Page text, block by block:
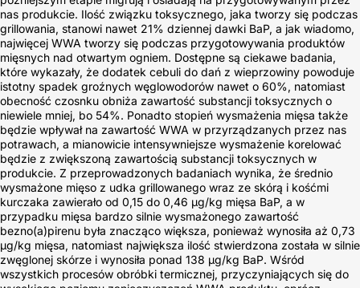
nas produkcie. Ilość związku toksycznego, jaka tworzy się podczas
grillowania, stanowi nawet 21% dziennej dawki BaP, a jak wiadomo,
najwięcej WWA tworzy się podczas przygotowywania produktów
mięsnych nad otwartym ogniem. Dostępne są ciekawe badania,
które wykazały, że dodatek cebuli do dań z wieprzowiny powoduje
istotny spadek groźnych węglowodorów nawet o 60%, natomiast
obecność czosnku obniża zawartość substancji toksycznych o
niewiele mniej, bo 54%. Ponadto stopień wysmażenia mięsa także
będzie wpływał na zawartość WWA w przyrządzanych przez nas
potrawach, a mianowicie intensywniejsze wysmażenie korelować
będzie z zwiększoną zawartością substancji toksycznych w
produkcie. Z przeprowadzonych badaniach wynika, że średnio
wysmażone mięso z udka grillowanego wraz ze skórą i kośćmi
kurczaka zawierało od 0,15 do 0,46 μg/kg mięsa BaP, a w
przypadku mięsa bardzo silnie wysmażonego zawartość
bezno(a)pirenu była znacząco większa, ponieważ wynosiła aż 0,73
μg/kg mięsa, natomiast największa ilość stwierdzona została w silnie
zwęglonej skórze i wynosiła ponad 138 μg/kg BaP. Wśród
wszystkich procesów obróbki termicznej, przyczyniających się do